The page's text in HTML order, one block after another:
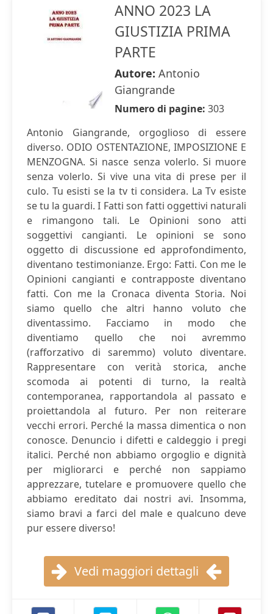
ANNO 2023 LA
GIUSTIZIA PRIMA
PARTE
Autore: Antonio
Giangrande
Numero di pagine: 303
Antonio Giangrande, orgoglioso di essere
diverso. ODIO OSTENTAZIONE, IMPOSIZIONE E
MENZOGNA. Si nasce senza volerlo. Si muore
senza volerlo. Si vive una vita di prese per il
culo. Tu esisti se la tv ti considera. La Tv esiste
se tu la guardi. I Fatti son fatti oggettivi naturali
e rimangono tali. Le Opinioni sono atti
soggettivi cangianti. Le opinioni se sono
oggetto di discussione ed approfondimento,
diventano testimonianze. Ergo: Fatti. Con me le
Opinioni cangianti e contrapposte diventano
fatti. Con me la Cronaca diventa Storia. Noi
siamo quello che altri hanno voluto che
diventassimo. Facciamo in modo che
diventiamo quello che noi avremmo
(rafforzativo di saremmo) voluto diventare.
Rappresentare con verità storica, anche
scomoda ai potenti di turno, la realtà
contemporanea, rapportandola al passato e
proiettandola al futuro. Per non reiterare
vecchi errori. Perché la massa dimentica o non
conosce. Denuncio i difetti e caldeggio i pregi
italici. Perché non abbiamo orgoglio e dignità
per migliorarci e perché non sappiamo
apprezzare, tutelare e promuovere quello che
abbiamo ereditato dai nostri avi. Insomma,
siamo bravi a farci del male e qualcuno deve
pur essere diverso!
Vedi maggiori dettagli